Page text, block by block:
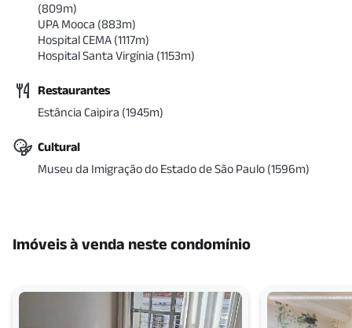
(809m)
UPA Mooca (883m)
Hospital CEMA (1117m)
Hospital Santa Virgínia (1153m)
Restaurantes
Estância Caipira (1945m)
Cultural
Museu da Imigração do Estado de São Paulo (1596m)
Imóveis à venda neste condomínio